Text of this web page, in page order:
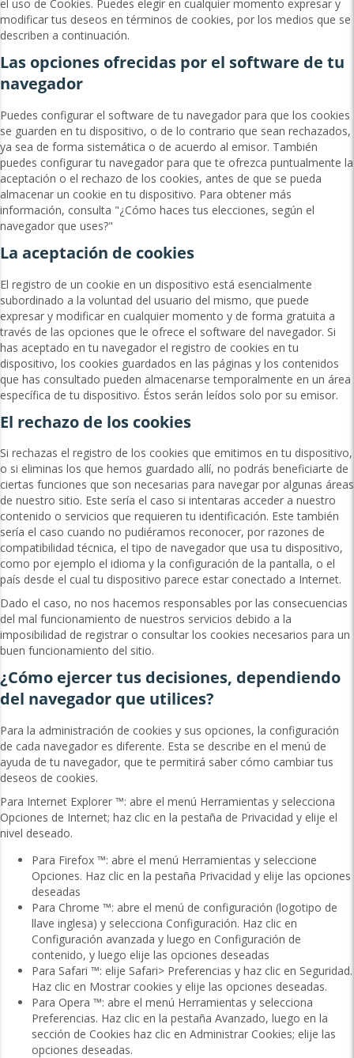
el uso de Cookies. Puedes elegir en cualquier momento expresar y
modificar tus deseos en términos de cookies, por los medios que se
describen a continuación.
Las opciones ofrecidas por el software de tu
navegador
Puedes configurar el software de tu navegador para que los cookies
se guarden en tu dispositivo, o de lo contrario que sean rechazados,
ya sea de forma sistemática o de acuerdo al emisor. También
puedes configurar tu navegador para que te ofrezca puntualmente la
aceptación o el rechazo de los cookies, antes de que se pueda
almacenar un cookie en tu dispositivo. Para obtener más
información, consulta "¿Cómo haces tus elecciones, según el
navegador que uses?"
La aceptación de cookies
El registro de un cookie en un dispositivo está esencialmente
subordinado a la voluntad del usuario del mismo, que puede
expresar y modificar en cualquier momento y de forma gratuita a
través de las opciones que le ofrece el software del navegador. Si
has aceptado en tu navegador el registro de cookies en tu
dispositivo, los cookies guardados en las páginas y los contenidos
que has consultado pueden almacenarse temporalmente en un área
específica de tu dispositivo. Éstos serán leídos solo por su emisor.
El rechazo de los cookies
Si rechazas el registro de los cookies que emitimos en tu dispositivo,
o si eliminas los que hemos guardado allí, no podrás beneficiarte de
ciertas funciones que son necesarias para navegar por algunas áreas
de nuestro sitio. Este sería el caso si intentaras acceder a nuestro
contenido o servicios que requieren tu identificación. Este también
sería el caso cuando no pudiéramos reconocer, por razones de
compatibilidad técnica, el tipo de navegador que usa tu dispositivo,
como por ejemplo el idioma y la configuración de la pantalla, o el
país desde el cual tu dispositivo parece estar conectado a Internet.
Dado el caso, no nos hacemos responsables por las consecuencias
del mal funcionamiento de nuestros servicios debido a la
imposibilidad de registrar o consultar los cookies necesarios para un
buen funcionamiento del sitio.
¿Cómo ejercer tus decisiones, dependiendo
del navegador que utilices?
Para la administración de cookies y sus opciones, la configuración
de cada navegador es diferente. Esta se describe en el menú de
ayuda de tu navegador, que te permitirá saber cómo cambiar tus
deseos de cookies.
Para Internet Explorer ™: abre el menú Herramientas y selecciona
Opciones de Internet; haz clic en la pestaña de Privacidad y elije el
nivel deseado.
Para Firefox ™: abre el menú Herramientas y seleccione
Opciones. Haz clic en la pestaña Privacidad y elije las opciones
deseadas
Para Chrome ™: abre el menú de configuración (logotipo de
llave inglesa) y selecciona Configuración. Haz clic en
Configuración avanzada y luego en Configuración de
contenido, y luego elije las opciones deseadas
Para Safari ™: elije Safari> Preferencias y haz clic en Seguridad.
Haz clic en Mostrar cookies y elije las opciones deseadas.
Para Opera ™: abre el menú Herramientas y selecciona
Preferencias. Haz clic en la pestaña Avanzado, luego en la
sección de Cookies haz clic en Administrar Cookies; elije las
opciones deseadas.